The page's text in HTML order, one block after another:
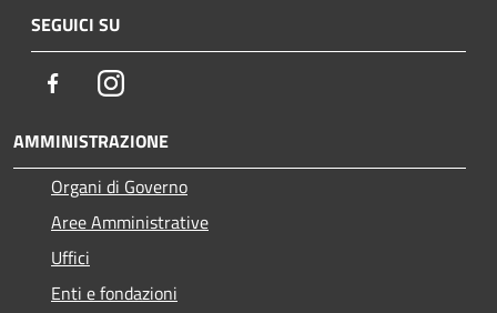
SEGUICI SU
FacebookInstagram
AMMINISTRAZIONE
Organi di Governo
Aree Amministrative
Uffici
Enti e fondazioni